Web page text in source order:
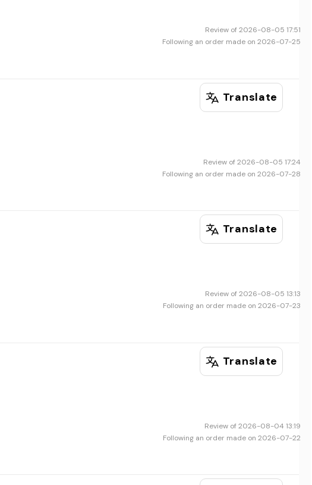
Review of 2026-08-05 17:51
Following an order made on 2026-07-25
Translate
Review of 2026-08-05 17:24
Following an order made on 2026-07-28
Translate
Review of 2026-08-05 13:13
Following an order made on 2026-07-23
Translate
Review of 2026-08-04 13:19
Following an order made on 2026-07-22